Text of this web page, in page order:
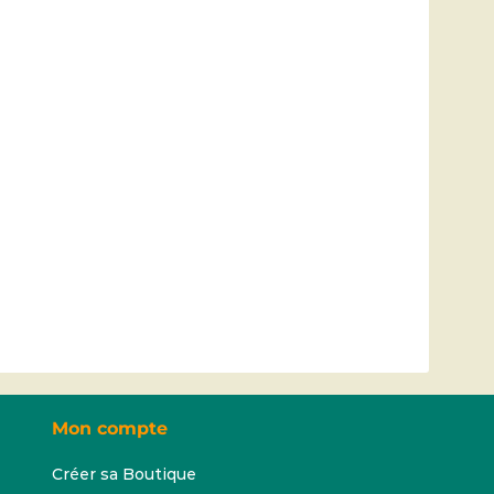
Mon compte
Créer sa Boutique